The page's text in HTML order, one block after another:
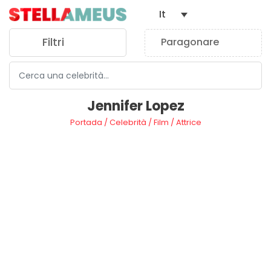
Filtri Paragonare
It
Jennifer Lopez
Portada /Celebrità /Film /Attrice